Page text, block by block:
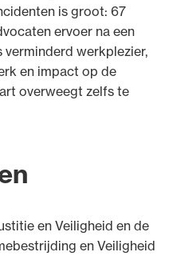
is groot: 67
ervoer na een
verminderd werkplezier,
en impact op de
overweegt zelfs te
en Veiligheid en de
en Veiligheid